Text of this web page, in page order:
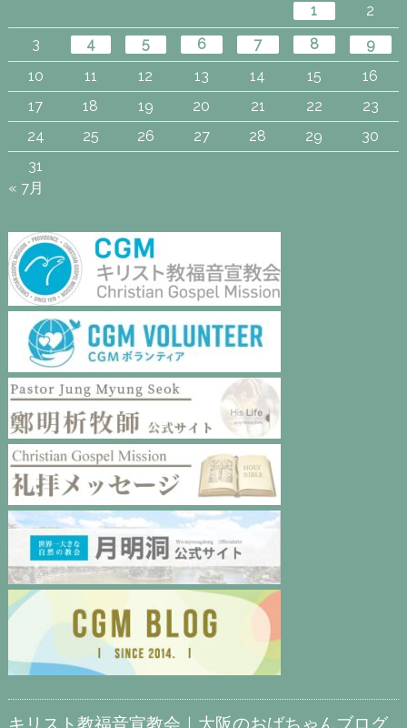
1
2
3
4 5 6 7 8
9
10
11 12 13 14 15
16
17
18 19 20 21 22
23
24
25 26 27 28 29
30
31
« 7月
キリスト教福音宣教会｜大阪のおばちゃんブログ